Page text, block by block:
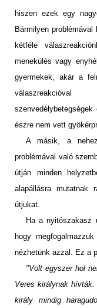
hiszen ezek egy
Bármilyen
kétféle
menekülés vagy
gyermekek, akár a
észre nem vett
A másik, a
problémával való
útján minden
alapállásra mutatnak
útjukat.
Ha a nyitószakasz
hogy
nézhetünk azzal. Ez a
"Volt egyszer hol
Veres királynak
király mindig